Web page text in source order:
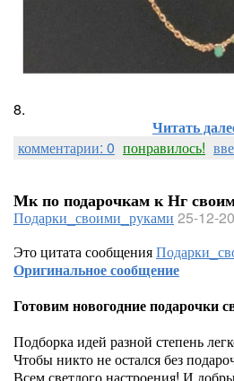
8.
Читать
комментарии: 0 понравилось!
Мк по подарочкам к Нг
Подарки_своими_руками 25-12-
Это цитата сообщения
Оригинальное сообщение
Готовим новогодние подарочки
Подборка идей разной степень
Чтобы никто не остался без